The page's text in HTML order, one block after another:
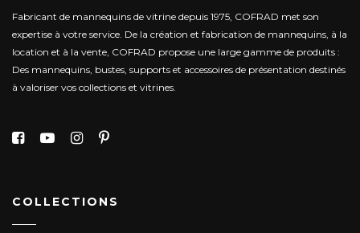
Fabricant de mannequins de vitrine depuis 1975, COFRAD met son
expertise à votre service. De la création et fabrication de mannequins, à la
location et à la vente, COFRAD propose une large gamme de produits :
Des mannequins, bustes, supports et accessoires de présentation destinés
à valoriser vos collections et vitrines.
COLLECTIONS